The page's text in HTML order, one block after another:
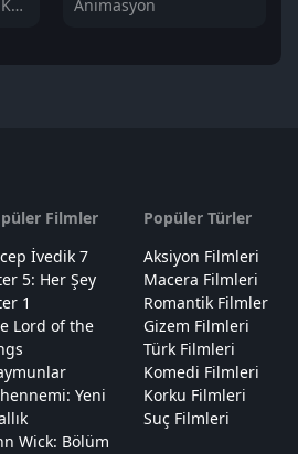
Animasyon, Macera, Komedi Animasyon
Filmler
İvedik 7
5: Her Şey
1
Lord of the
Yeni
Wick: Bölüm
Popüler Türler
Aksiyon Filmleri
Macera Filmleri
Romantik Filmler
Gizem Filmleri
Türk Filmleri
Komedi Filmleri
Korku Filmleri
Suç Filmleri